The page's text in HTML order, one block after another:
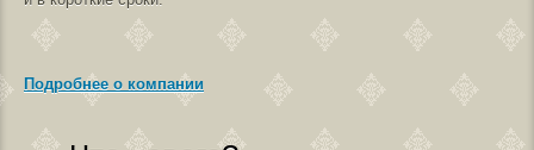
Подробнее о компании